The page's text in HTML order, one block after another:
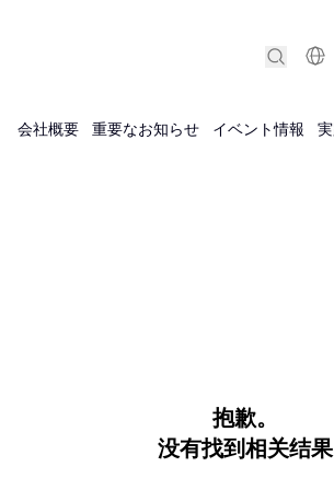
会社概要 重要なお知らせ イベント情報
抱歉。
没有找到相关结果